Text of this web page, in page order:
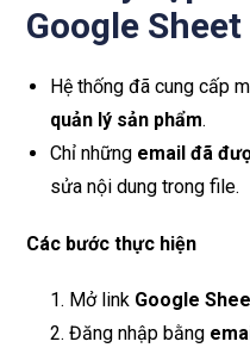
Google Sheet
Hệ thống đã cung cấp
quản lý sản phẩm.
Chỉ những email đã
sửa nội dung trong file.
Các bước thực hiện
Mở link Google
Đăng nhập bằng